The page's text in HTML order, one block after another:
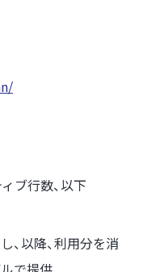
ブ行数、以下
、以降、利用分を消